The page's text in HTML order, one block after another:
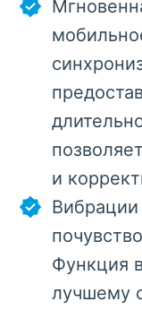
и
Функция
лучшему